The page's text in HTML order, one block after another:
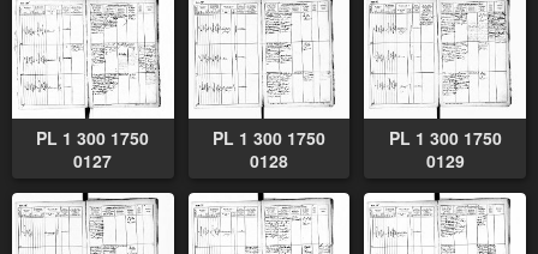
PL 1 300 1750
0127
PL 1 300 1750
0128
PL 1 300 1750
0129